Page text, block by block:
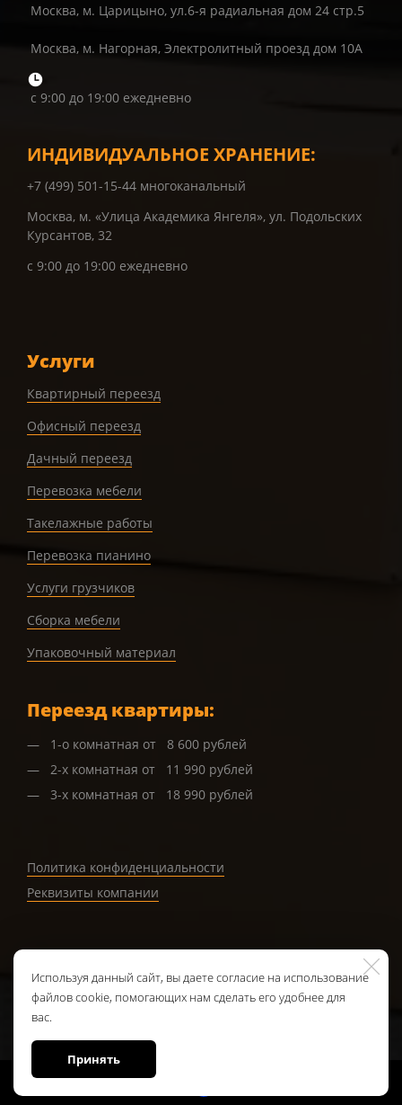
Используя данный сайт, вы даете согласие на использование
файлов cookie, помогающих нам сделать его удобнее для
вас.
Принять
Москва, м. Царицыно, ул.6-я радиальная дом 24 стр.5
Москва, м. Нагорная, Электролитный проезд дом 10А
с 9:00 до 19:00 ежедневно
ИНДИВИДУАЛЬНОЕ ХРАНЕНИЕ:
+7 (499) 501-15-44 многоканальный
Москва, м. «Улица Академика Янгеля», ул. Подольских
Курсантов, 32
с 9:00 до 19:00 ежедневно
Услуги
Квартирный переезд
Офисный переезд
Дачный переезд
Перевозка мебели
Такелажные работы
Перевозка пианино
Услуги грузчиков
Сборка мебели
Упаковочный материал
Переезд квартиры:
1-о комнатная от 8 600 рублей
2-х комнатная от 11 990 рублей
3-х комнатная от 18 990 рублей
Политика конфиденциальности
Реквизиты компании
Обратная связь